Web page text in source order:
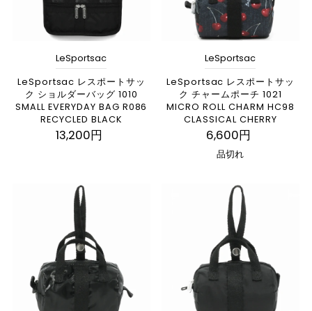
LeSportsac
LeSportsac レスポートサッ
ク ショルダーバッグ 1010
SMALL EVERYDAY BAG R086
RECYCLED BLACK
13,200円
LeSportsac
LeSportsac レスポートサッ
ク チャームポーチ 1021
MICRO ROLL CHARM HC98
CLASSICAL CHERRY
6,600円
品切れ